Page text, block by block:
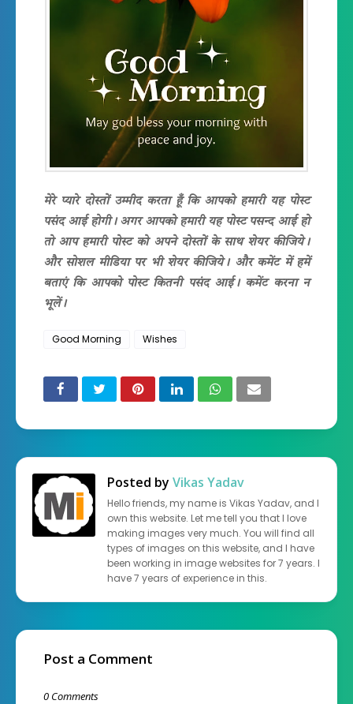
मेरे प्यारे दोस्तों उम्मीद करता हूँ कि आपको हमारी यह पोस्ट
पसंद आई होगी। अगर आपको हमारी यह पोस्ट पसन्द आई हो
तो आप हमारी पोस्ट को अपने दोस्तों के साथ शेयर कीजिये।
और सोशल मीडिया पर भी शेयर कीजिये। और कमेंट में हमें
बताएं कि आपको पोस्ट कितनी पसंद आई। कमेंट करना न
भूलें।
Good Morning Wishes
Posted by Vikas Yadav
Hello friends, my name is Vikas Yadav, and I
own this website. Let me tell you that I love
making images very much. You will find all
types of images on this website, and I have
been working in image websites for 7 years. I
have 7 years of experience in this.
Post a Comment
0 Comments